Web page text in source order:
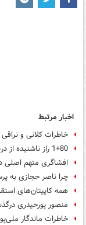
اخبار مرتبط
خاطرات کلانی و
1+80 راز ناشنیده از دربی
افشاگری متهم
چرا ناصر حجازی به
همه کاپیتان‌های
منصور پورحیدری
خاطرات ماندگار